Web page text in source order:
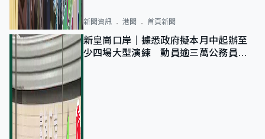
新聞資訊 港聞 首頁新聞
新皇崗口岸｜據悉政府擬本月中起辦至
少四場大型演練 動員逾三萬公務員人